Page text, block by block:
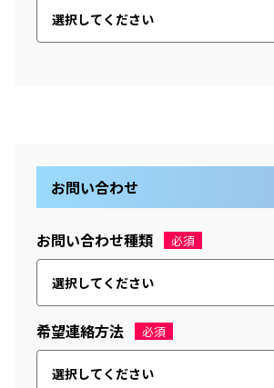
お問い合わせ
お問い合わせ種類 必須
希望連絡方法 必須